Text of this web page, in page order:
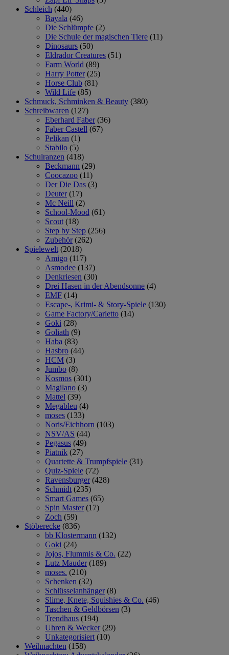
Schleich (440)
Bayala (46)
Die Schlümpfe (2)
Die Schule der magischen Tiere (11)
Dinosaurs (50)
Eldrador Creatures (51)
Farm World (89)
Harry Potter (25)
Horse Club (81)
Wild Life (85)
Schmuck, Schminken & Beauty (380)
Schreibwaren (127)
Eberhard Faber (36)
Faber Castell (67)
Pelikan (1)
Stabilo (5)
Schulranzen (418)
Beckmann (29)
Coocazoo (11)
Der Die Das (3)
Deuter (17)
Mc Neill (2)
School-Mood (61)
Scout (18)
Step by Step (256)
Zubehör (262)
Spielewelt (2018)
Amigo (117)
Asmodee (137)
Denkriesen (30)
Drei Hasen in der Abendsonne (4)
EMF (14)
Escape-, Krimi- & Story-Spiele (130)
Game Factory/Carletto (14)
Goki (28)
Goliath (9)
Haba (83)
Hasbro (44)
HCM (3)
Jumbo (8)
Kosmos (301)
Magilano (3)
Mattel (39)
Megableu (4)
moses (133)
Noris/Eichhorn (103)
NSV/AS (44)
Pegasus (49)
Piatnik (27)
Quartette & Trumpfspiele (31)
Quiz-Spiele (72)
Ravensburger (428)
Schmidt (235)
Smart Games (65)
Spin Master (17)
Zoch (59)
Stöberecke (836)
bb Klostermann (132)
Goki (24)
Jojos, Flummis & Co. (22)
Lutz Mauder (189)
moses. (210)
Schenken (32)
Schlüsselanhänger (8)
Slime, Knete, Squishies & Co. (46)
Taschen & Geldbörsen (3)
Trendhaus (194)
Uhren & Wecker (29)
Unkategorisiert (10)
Weihnachten (158)